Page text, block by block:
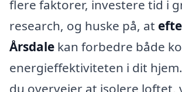
flere faktorer, investere tid i
research, og huske på, at
Årsdale kan forbedre både
energieffektiviteten i dit
du overvejer at isolere loftet,